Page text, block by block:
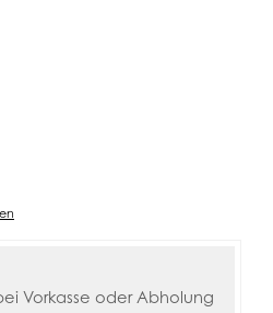
Vorkasse oder Abholung